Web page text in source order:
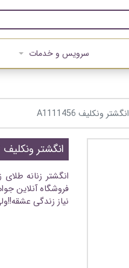
سرویس و خدمات
انگشتر ونکلیف A1111456
انگشتر ونکلیف A۱۱۱۱۴۵۶
انگشتر زنانه
فروشگاه آنلاین
نیاز زندگی